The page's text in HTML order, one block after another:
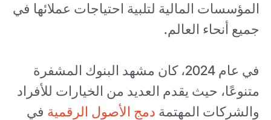
المؤسسات المالية لتلبية احتياجات عملائها في
جميع أنحاء العالم.
في عام 2024، كان مشهد البنوك المشفرة
متنوعًا، حيث يقدم العديد من الخيارات للأفراد
والشركات المهتمة دمج الأصول الرقمية في